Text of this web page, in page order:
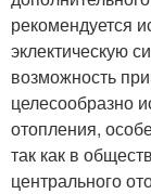
рекомендуется
эклектическую
возможность
целесообразно
отопления,
так как в
центрального